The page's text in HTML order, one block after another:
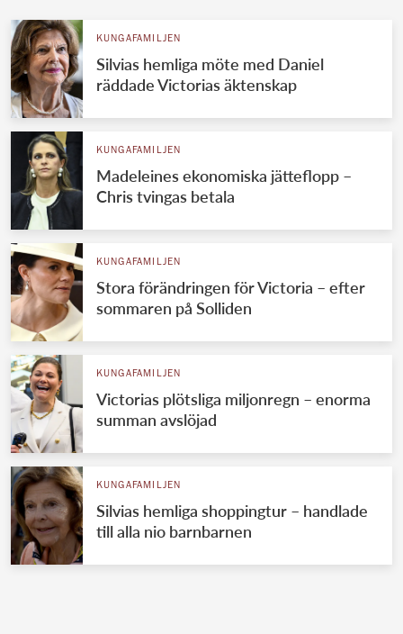
KUNGAFAMILJEN
Silvias hemliga möte med Daniel
räddade Victorias äktenskap
KUNGAFAMILJEN
Madeleines ekonomiska jätteflopp –
Chris tvingas betala
KUNGAFAMILJEN
Stora förändringen för Victoria – efter
sommaren på Solliden
KUNGAFAMILJEN
Victorias plötsliga miljonregn – enorma
summan avslöjad
KUNGAFAMILJEN
Silvias hemliga shoppingtur – handlade
till alla nio barnbarnen